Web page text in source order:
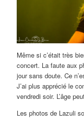
Même si c’était très
concert. La faute aux
jour sans doute. Ce
J’ai plus apprécié le
vendredi soir. L’âge
Les photos de Lazuli